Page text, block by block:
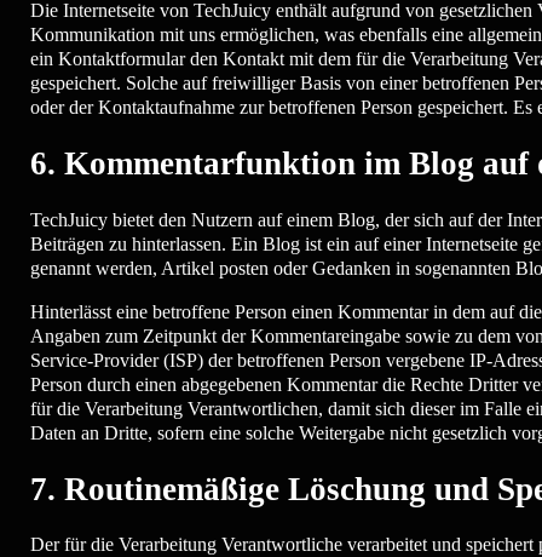
Die Internetseite von TechJuicy enthält aufgrund von
Kommunikation mit uns ermöglichen, was ebenfalls eine
ein Kontaktformular den Kontakt mit dem für die Verarbeitung
gespeichert. Solche auf freiwilliger Basis von einer betroffenen
oder der Kontaktaufnahme zur betroffenen Person gespeichert.
6. Kommentarfunktion im Blog auf
TechJuicy bietet den Nutzern auf einem Blog, der sich auf der
Beiträgen zu hinterlassen. Ein Blog ist ein auf einer Internetseite
genannt werden, Artikel posten oder Gedanken in sogenannten
Hinterlässt eine betroffene Person einen Kommentar in dem auf
Angaben zum Zeitpunkt der Kommentareingabe sowie zu dem
Service-Provider (ISP) der betroffenen Person vergebene IP-
Person durch einen abgegebenen Kommentar die Rechte Dritter
für die Verarbeitung Verantwortlichen, damit sich dieser im Falle
Daten an Dritte, sofern eine solche Weitergabe nicht gesetzlich
7. Routinemäßige Löschung und
Der für die Verarbeitung Verantwortliche verarbeitet und